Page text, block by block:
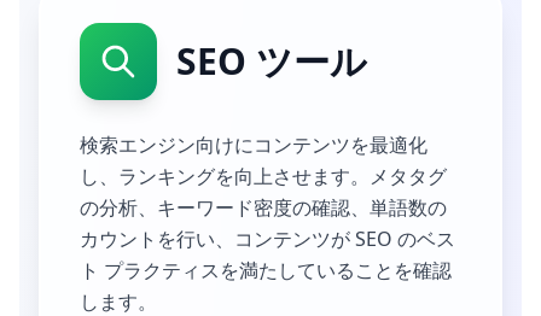
SEO ツール
検索エンジン向けにコンテンツを最適化
し、ランキングを向上させます。メタタグ
の分析、キーワード密度の確認、単語数の
カウントを行い、コンテンツが SEO のベス
ト プラクティスを満たしていることを確認
します。